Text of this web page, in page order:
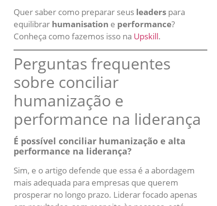
Quer saber como preparar seus leaders para
equilibrar humanisation e performance?
Conheça como fazemos isso na Upskill.
Perguntas frequentes
sobre conciliar
humanização e
performance na liderança
É possível conciliar humanização e alta
performance na liderança?
Sim, e o artigo defende que essa é a abordagem
mais adequada para empresas que querem
prosperar no longo prazo. Liderar focado apenas